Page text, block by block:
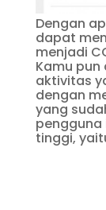
Dengan
dapat
menjadi
Kamu
aktivitas
dengan
yang
pengguna
tinggi,